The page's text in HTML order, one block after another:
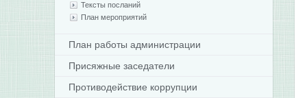
Тексты посланий
План мероприятий
План работы администрации
Присяжные заседатели
Противодействие коррупции